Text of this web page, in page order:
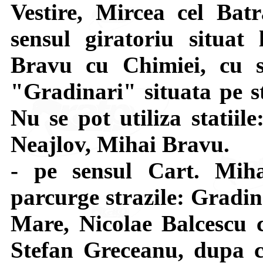
Vestire, Mircea cel
sensul giratoriu situat
Bravu cu Chimiei, cu
"Gradinari" situata pe
Nu se pot utiliza
Neajlov, Mihai Bravu.
- pe sensul Cart.
parcurge strazile:
Mare, Nicolae
Stefan Greceanu, dupa